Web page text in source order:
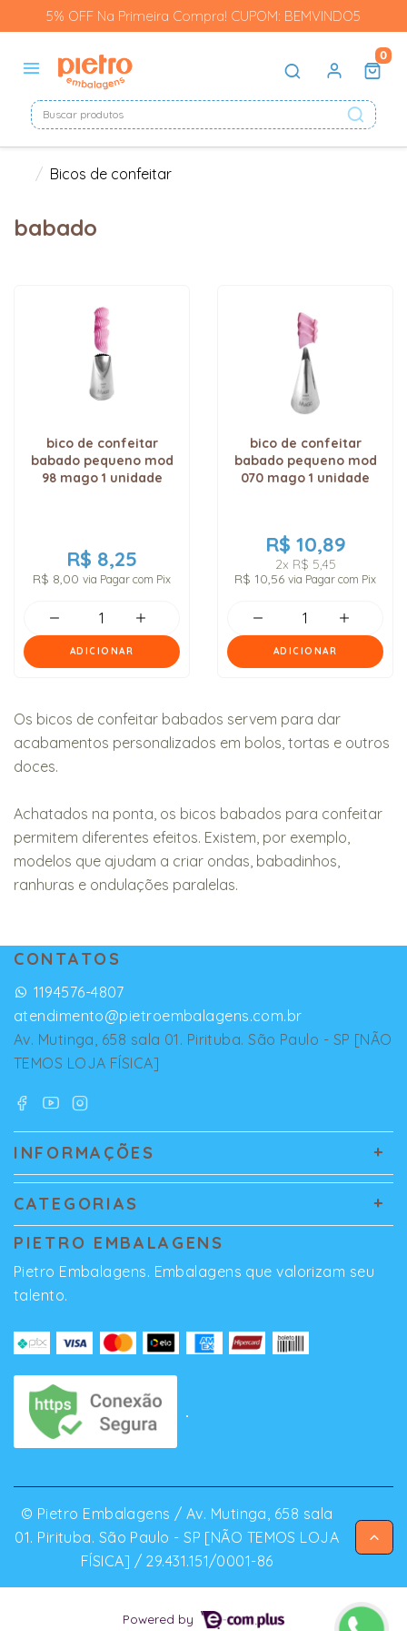
5% OFF Na Primeira Compra! CUPOM: BEMVINDO5
0
Bicos de confeitar
babado
bico de confeitar
babado pequeno mod
98 mago 1 unidade
R$ 8,25
R$ 8,00 via Pagar com Pix
ADICIONAR
bico de confeitar
babado pequeno mod
070 mago 1 unidade
R$ 10,89
2x R$ 5,45
R$ 10,56 via Pagar com Pix
ADICIONAR
Os bicos de confeitar babados servem para dar
acabamentos personalizados em bolos, tortas e outros
doces.
Achatados na ponta, os bicos babados para confeitar
permitem diferentes efeitos. Existem, por exemplo,
modelos que ajudam a criar ondas, babadinhos,
ranhuras e ondulações paralelas.
CONTATOS
1194576-4807
atendimento@pietroembalagens.com.br
Av. Mutinga, 658 sala 01. Pirituba. São Paulo - SP [NÃO
TEMOS LOJA FÍSICA]
INFORMAÇÕES
CATEGORIAS
PIETRO EMBALAGENS
Pietro Embalagens. Embalagens que valorizam seu
talento.
© Pietro Embalagens / Av. Mutinga, 658 sala
01. Pirituba. São Paulo - SP [NÃO TEMOS LOJA
FÍSICA] / 29.431.151/0001-86
Powered by